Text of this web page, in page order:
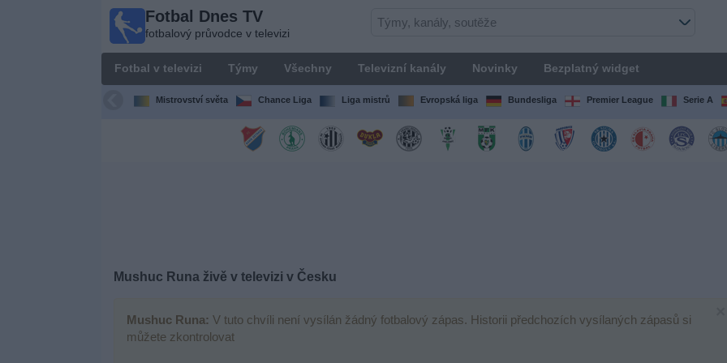
Fotbal Dnes TV
fotbalový průvodce v televizi
Fotbal v televizi Týmy Všechny Televizní kanály Novinky Bezplatný widget
Mistrovství světa Chance Liga Liga mistrů Evropská liga Bundesliga Premier League Serie A
Mushuc Runa živě v televizi v Česku
Mushuc Runa: V tuto chvíli není vysílán žádný fotbalový zápas. Historii předchozích vysílaných zápasů si
můžete zkontrolovat